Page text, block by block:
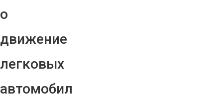
о
движение
легковых
автомобил